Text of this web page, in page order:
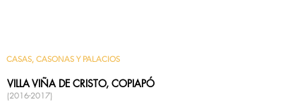
CASAS, CASONAS Y PALACIOS
VILLA VIÑA DE CRISTO, COPIAPÓ
(2016-2017)